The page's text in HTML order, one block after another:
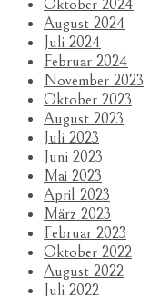
Oktober 2024
August 2024
Juli 2024
Februar 2024
November 2023
Oktober 2023
August 2023
Juli 2023
Juni 2023
Mai 2023
April 2023
März 2023
Februar 2023
Oktober 2022
August 2022
Juli 2022